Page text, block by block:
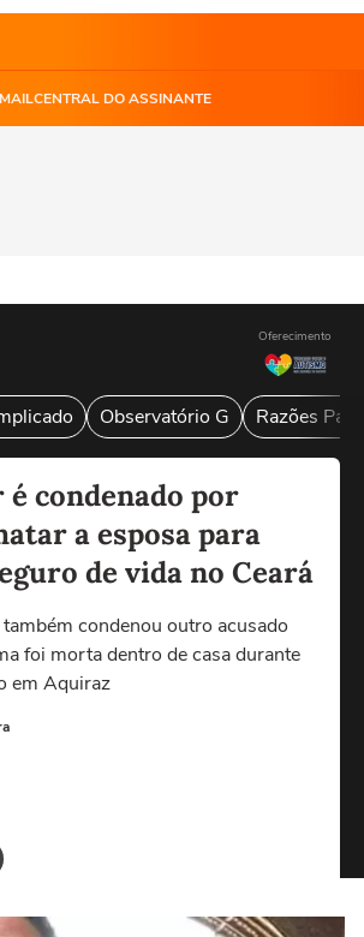
CENTRAL DO ASSINANTE
Oferecimento
Observatório G Razões
condenado por
a esposa para
de vida no Ceará
condenou outro acusado
foi morta dentro de casa durante
em Aquiraz